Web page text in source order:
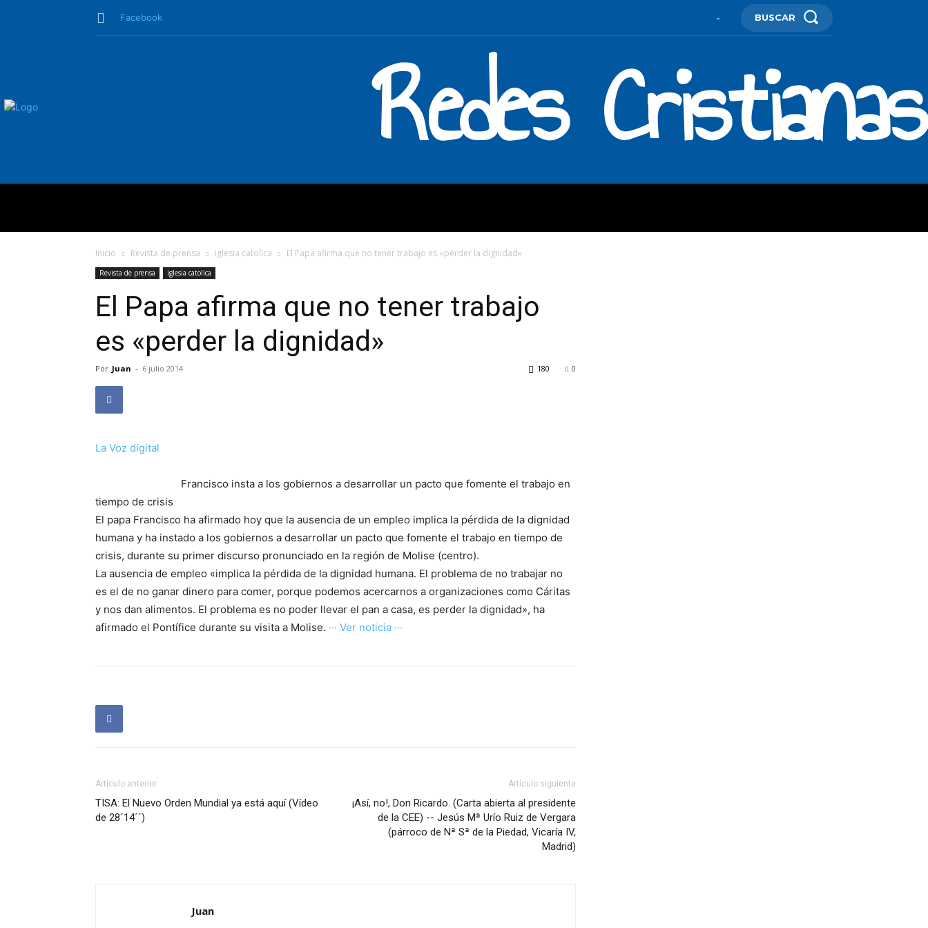
Facebook - BUSCAR
Redes Cristianas
Inicio Revista de prensa iglesia catolica El Papa afirma que no tener trabajo es «perder la dignidad»
Revista de prensa iglesia catolica
El Papa afirma que no tener trabajo
es «perder la dignidad»
Por Juan - 6 julio 2014 0
180
La Voz digital
Francisco insta a los gobiernos a desarrollar un pacto que fomente el trabajo en
tiempo de crisis
El papa Francisco ha afirmado hoy que la ausencia de un empleo implica la pérdida de la dignidad
humana y ha instado a los gobiernos a desarrollar un pacto que fomente el trabajo en tiempo de
crisis, durante su primer discurso pronunciado en la región de Molise (centro).
La ausencia de empleo «implica la pérdida de la dignidad humana. El problema de no trabajar no
es el de no ganar dinero para comer, porque podemos acercarnos a organizaciones como Cáritas
y nos dan alimentos. El problema es no poder llevar el pan a casa, es perder la dignidad», ha
afirmado el Pontífice durante su visita a Molise. ··· Ver noticia ···
Artículo anterior
TISA: El Nuevo Orden Mundial ya está aquí (Vídeo
de 28´14´´)
Artículo siguiente
¡Así, no!, Don Ricardo. (Carta abierta al presidente
de la CEE) -- Jesús Mª Urío Ruiz de Vergara
(párroco de Nª Sª de la Piedad, Vicaría IV,
Madrid)
Juan